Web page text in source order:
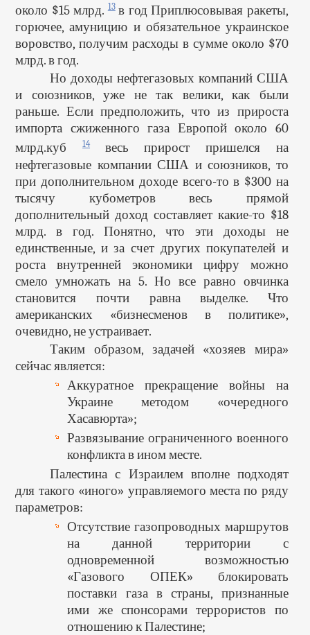
около $15 млрд.13 в год Приплюсовывая ракеты,
горючее, амуницию и обязательное украинское
воровство, получим расходы в сумме около $70
млрд. в год.
Но доходы нефтегазовых компаний США
и союзников, уже не так велики, как были
раньше. Если предположить, что из прироста
импорта сжиженного газа Европой около 60
млрд.куб14
весь прирост пришелся на
нефтегазовые компании США и союзников, то
при дополнительном доходе всего-то в $300 на
тысячу кубометров весь прямой
дополнительный доход составляет какие-то $18
млрд. в год. Понятно, что эти доходы не
единственные, и за счет других покупателей и
роста внутренней экономики цифру можно
смело умножать на 5. Но все равно овчинка
становится почти равна выделке. Что
американских «бизнесменов в политике»,
очевидно, не устраивает.
Таким образом, задачей «хозяев мира»
сейчас является:
Аккуратное прекращение войны на
Украине методом «очередного
Хасавюрта»;
Развязывание ограниченного военного
конфликта в ином месте.
Палестина с Израилем вполне подходят
для такого «иного» управляемого места по ряду
параметров:
Отсутствие газопроводных маршрутов
на данной территории с
одновременной возможностью
«Газового ОПЕК» блокировать
поставки газа в страны, признанные
ими же спонсорами террористов по
отношению к Палестине;